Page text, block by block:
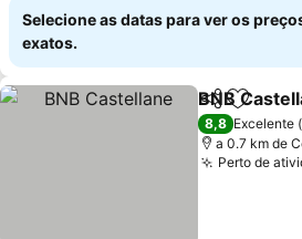
Selecione as datas para ver os
exatos.
Partilhar
BNB
8,8 Excelente
a 0.7 km de
Perto de